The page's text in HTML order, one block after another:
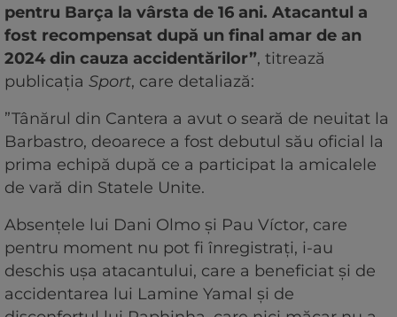
pentru Barça la vârsta de 16 ani. Atacantul a
fost recompensat după un final amar de an
2024 din cauza accidentărilor”, titrează
publicația Sport, care detaliază:
”Tânărul din Cantera a avut o seară de neuitat la
Barbastro, deoarece a fost debutul său oficial la
prima echipă după ce a participat la amicalele
de vară din Statele Unite.
Absențele lui Dani Olmo și Pau Víctor, care
pentru moment nu pot fi înregistrați, i-au
deschis ușa atacantului, care a beneficiat și de
accidentarea lui Lamine Yamal și de